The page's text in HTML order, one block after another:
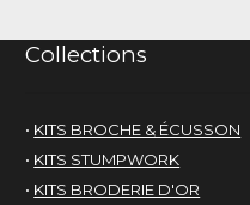
Collections
• KITS BROCHE & ÉCUSSON
• KITS STUMPWORK
• KITS BRODERIE D'OR